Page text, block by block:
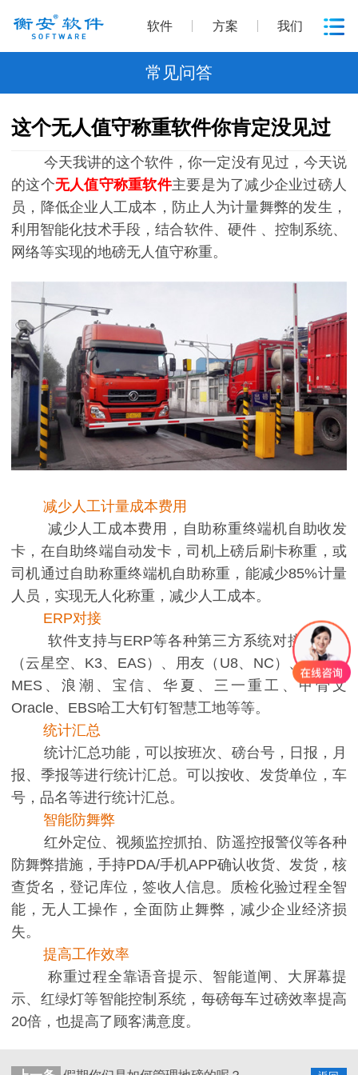
软件 方案 我们
常见问答
这个无人值守称重软件你肯定没见过
今天我讲的这个软件，你一定没有见过，今天说
的这个无人值守称重软件主要是为了减少企业过磅人
员，降低企业人工成本，防止人为计量舞弊的发生，
利用智能化技术手段，结合软件、硬件 、控制系统、
网络等实现的地磅无人值守称重。
减少人工计量成本费用
减少人工成本费用，自助称重终端机自助收发
卡，在自助终端自动发卡，司机上磅后刷卡称重，或
司机通过自助称重终端机自助称重，能减少85%计量
人员，实现无人化称重，减少人工成本。
ERP对接
软件支持与ERP等各种第三方系统对接：金蝶
（云星空、K3、EAS）、用友（U8、NC）、SAP、
MES、浪潮、宝信、华夏、三一重工、甲骨文
Oracle、EBS哈工大钉钉智慧工地等等。
统计汇总
统计汇总功能，可以按班次、磅台号，日报，月
报、季报等进行统计汇总。可以按收、发货单位，车
号，品名等进行统计汇总。
智能防舞弊
红外定位、视频监控抓拍、防遥控报警仪等各种
防舞弊措施，手持PDA/手机APP确认收货、发货，核
查货名，登记库位，签收人信息。质检化验过程全智
能，无人工操作，全面防止舞弊，减少企业经济损
失。
提高工作效率
称重过程全靠语音提示、智能道闸、大屏幕提
示、红绿灯等智能控制系统，每磅每车过磅效率提高
20倍，也提高了顾客满意度。